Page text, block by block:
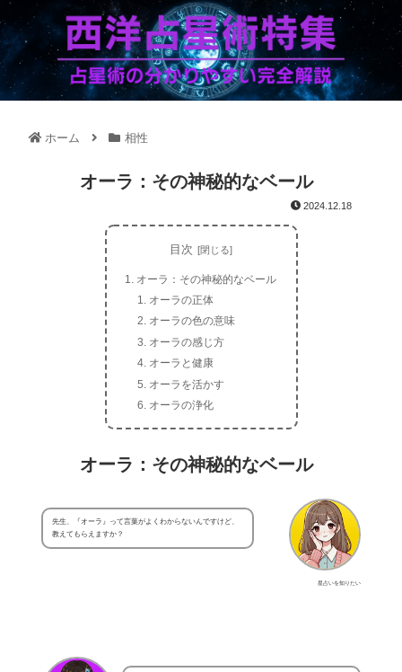
ホーム 相性
オーラ：その神秘的なベール
2024.12.18
目次
オーラ：その神秘的なベール
オーラの正体
オーラの色の意味
オーラの感じ方
オーラと健康
オーラを活かす
オーラの浄化
オーラ：その神秘的なベール
星占いを知りたい
先生、『オーラ』って言葉がよくわからないんですけど、
教えてもらえますか？